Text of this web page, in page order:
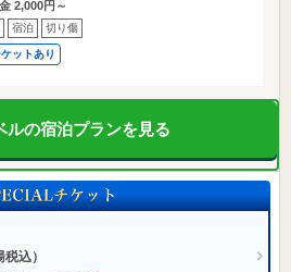
2,000円～
宿泊 切り傷
ットあり
ルの宿泊プランを見る
込）